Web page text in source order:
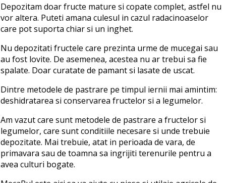
Depozitam doar fructe mature si copate complet, astfel nu
vor altera. Puteti amana culesul in cazul radacinoaselor
care pot suporta chiar si un inghet.
Nu depozitati fructele care prezinta urme de mucegai sau
au fost lovite. De asemenea, acestea nu ar trebui sa fie
spalate. Doar curatate de pamant si lasate de uscat.
Dintre metodele de pastrare pe timpul iernii mai amintim:
deshidratarea si conservarea fructelor si a legumelor.
Am vazut care sunt metodele de pastrare a fructelor si
legumelor, care sunt conditiile necesare si unde trebuie
depozitate. Mai trebuie, atat in perioada de vara, de
primavara sau de toamna sa ingrijiti terenurile pentru a
avea culturi bogate.